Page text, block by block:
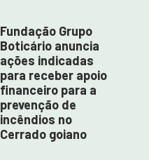
Fundação Grupo
Boticário anuncia
ações indicadas
para receber apoio
financeiro para a
prevenção de
incêndios no
Cerrado goiano